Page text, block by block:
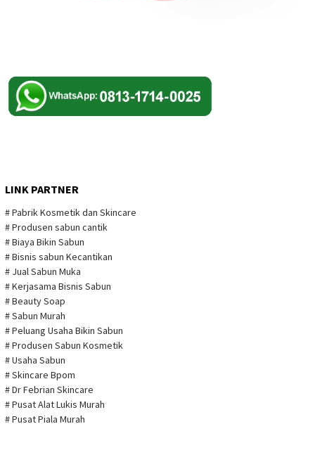
LINK PARTNER
# Pabrik Kosmetik dan Skincare
# Produsen sabun cantik
# Biaya Bikin Sabun
# Bisnis sabun Kecantikan
# Jual Sabun Muka
# Kerjasama Bisnis Sabun
# Beauty Soap
# Sabun Murah
# Peluang Usaha Bikin Sabun
# Produsen Sabun Kosmetik
# Usaha Sabun
# Skincare Bpom
# Dr Febrian Skincare
# Pusat Alat Lukis Murah
# Pusat Piala Murah